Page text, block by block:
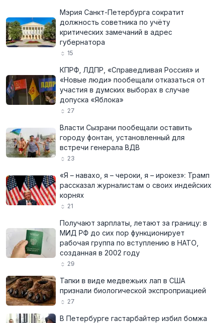
Мэрия Санкт-Петербурга сократит
должность советника по учёту
критических замечаний в адрес
губернатора
15
КПРФ, ЛДПР, «Справедливая Россия» и
«Новые люди» пообещали отказаться от
участия в думских выборах в случае
допуска «Яблока»
27
Власти Сызрани пообещали оставить
городу фонтан, установленный для
встречи генерала ВДВ
23
«Я – навахо, я – чероки, я – ирокез»: Трамп
рассказал журналистам о своих индейских
корнях
21
Получают зарплаты, летают за границу: в
МИД РФ до сих пор функционирует
рабочая группа по вступлению в НАТО,
созданная в 2002 году
29
Тапки в виде медвежьих лап в США
признали биологической экспроприацией
27
В Петербурге гастарбайтер избил бомжа